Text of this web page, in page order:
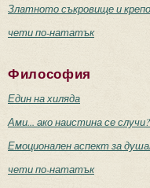
Златното съкровище и
чети по-нататък
Философия
Един на хиляда
Ами... ако наистина се случи?
Емоционален аспект за
чети по-нататък